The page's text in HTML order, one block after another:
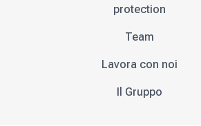
protection
Team
Lavora con noi
Il Gruppo